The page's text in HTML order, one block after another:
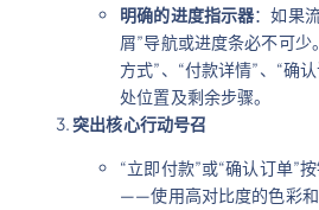
明确的进度指示器：如果
屑”导航或进度条必不可
方式”、“付款详情”、“确
处位置及剩余步骤。
突出核心行动号召
“立即付款”或“确认订单”
——使用高对比度的色彩和